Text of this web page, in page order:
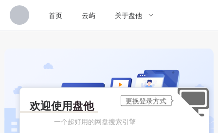
首页 云屿 关于盘他
欢迎使用盘他
一个超好用的网盘搜索引擎